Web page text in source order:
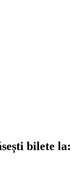
bilete la: